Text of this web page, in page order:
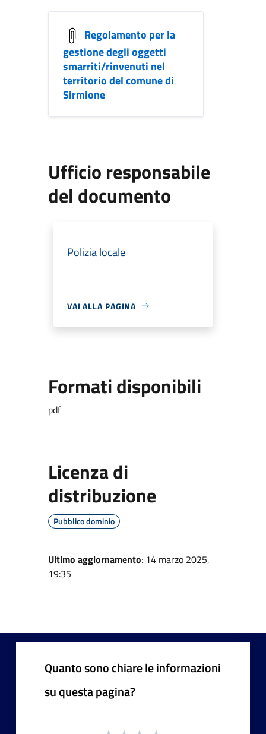
Regolamento per la
gestione degli oggetti
smarriti/rinvenuti nel
territorio del comune di
Sirmione
Ufficio responsabile
del documento
Polizia locale
VAI ALLA PAGINA
Formati disponibili
pdf
Licenza di
distribuzione
Pubblico dominio
Ultimo aggiornamento: 14 marzo 2025,
19:35
Quanto sono chiare le informazioni
su questa pagina?